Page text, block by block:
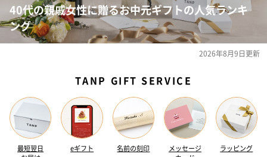
40代の親戚女性に贈るお中元ギフトの人気ランキ
ング
2026年8月9日更新
TANP GIFT SERVICE
最短翌日
eギフト 名前の刻印
メッセージ
ラッピング